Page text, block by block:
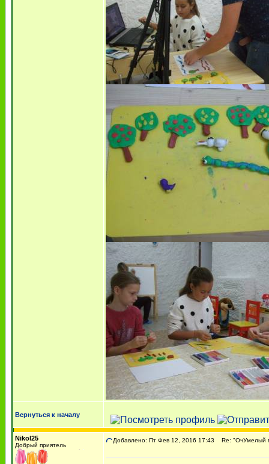
Вернуться к началу
Nikol25
Добрый приятель
Добавлено: Пт Фев 12, 2016 17:43 Re: "ОчУмелый